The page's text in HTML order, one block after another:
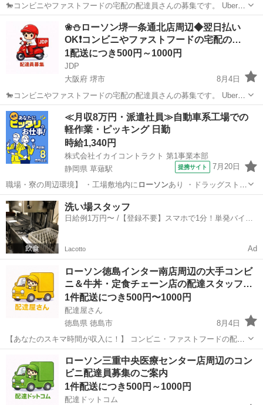
🐎コンビニやファストフードの宅配の配達員さんの募集です。 Uber
eatsや出前館のように配達専用アプリを使用していただき、オファー
内容を確認していただいてから受ける受けないは自由となります。 配
達時の使用...
ファストフード
❀⛄ローソン堺一条通北店周辺◆翌日払い
OK❗️コンビニやファストフードの宅配の…
1配送につき500円～1000円
JDP
大阪府 堺市
8月4日
🐎コンビニやファストフードの宅配の配達員さんの募集です。 Uber
eatsや出前館のように配達専用アプリを使用していただき、オファー
内容を確認していただいてから受ける受けないは自由となります。 配
達時の使用...
大阪 堺市 配送 ファストフード
≪月収8万円・派遣社員≫自動車系工場での
軽作業・ピッキング 日勤
時給1,340円
株式会社イカイコントラクト 第1事業本部
静岡県 草薙駅
提携サイト 7月20日
職場・寮の周辺環境】 ・工場敷地内に ローソンあり ・ドラッグストア
(24時間営業…
静岡 静岡市 草薙駅
洗い場スタッフ
日給例1万円〜 /【登録不要】スマホで1分！単発バイト
Lacotto Ad
ローソン徳島インター南店周辺の大手コンビ
ニ＆牛丼・定食チェーン店の配達スタッフ…
1件配送につき500円〜1000円
配達屋さん
徳島県 徳島市
8月4日
【あなたのスキマ時間が収入に！】 コンビニ・ファストフードの配達
バイト、始めませんか？ アプリで空いた時間にサクッと配達！ 配達す
るかどうかは、オファーを見てその場で自由に決められます♪
―――――――――― ...
配送 スタッフ
ローソン三重中央医療センター店周辺のコン
ビニ配達員募集のご案内
1件配送につき500円～1000円
配達ドットコム